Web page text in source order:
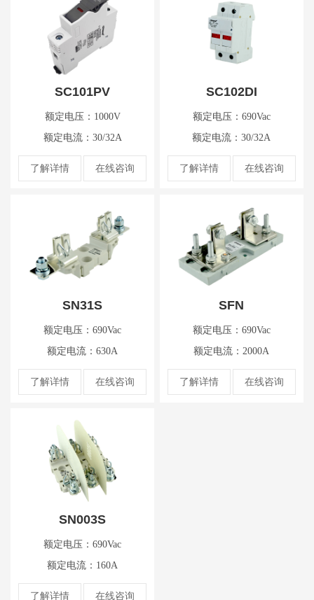
SC101PV
额定电压：1000V
额定电流：30/32A
了解详情 在线咨询
SC102DI
额定电压：690Vac
额定电流：30/32A
了解详情 在线咨询
SN31S
额定电压：690Vac
额定电流：630A
了解详情 在线咨询
SFN
额定电压：690Vac
额定电流：2000A
了解详情 在线咨询
SN003S
额定电压：690Vac
额定电流：160A
了解详情 在线咨询